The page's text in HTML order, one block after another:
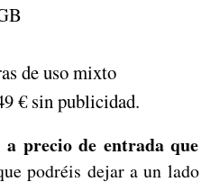
de uso mixto
€ sin publicidad.
precio de entrada que
podréis dejar a un lado